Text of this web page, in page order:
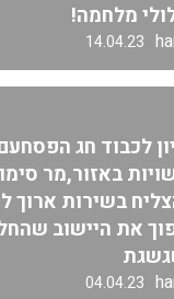
מלחמה!
14.04.23
לכבוד חג
באזור,מר
בשירות ארוך
את היישוב
04.04.23